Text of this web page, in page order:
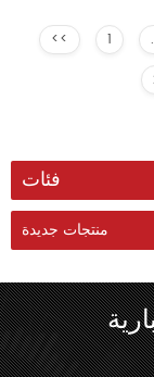
<< 1
فئات
منتجات جديدة